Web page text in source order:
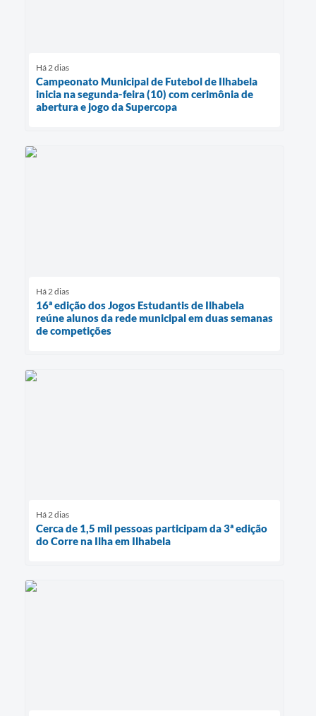
Há 2 dias
Campeonato Municipal de Futebol de Ilhabela
inicia na segunda-feira (10) com cerimônia de
abertura e jogo da Supercopa
Há 2 dias
16ª edição dos Jogos Estudantis de Ilhabela
reúne alunos da rede municipal em duas semanas
de competições
Há 2 dias
Cerca de 1,5 mil pessoas participam da 3ª edição
do Corre na Ilha em Ilhabela